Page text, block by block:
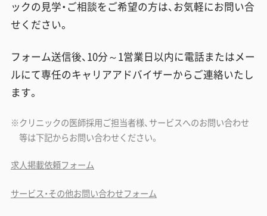
ックの見学・ご相談をご希望の方は、お気軽にお問い合
せください。
フォーム送信後、10分～1営業日以内に電話またはメー
ルにて専任のキャリアアドバイザーからご連絡いたし
ます。
クリニックの医師採用ご担当者様、サービスへのお問い合わせ
等は下記からお問い合わせください。
求人掲載依頼フォーム
サービス・その他お問い合わせフォーム